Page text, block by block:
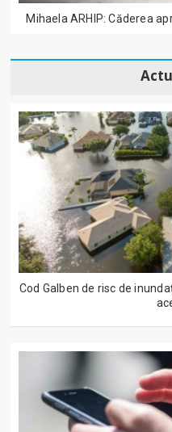
Mihaela ARHIP: Căderea
Cod Galben de risc de